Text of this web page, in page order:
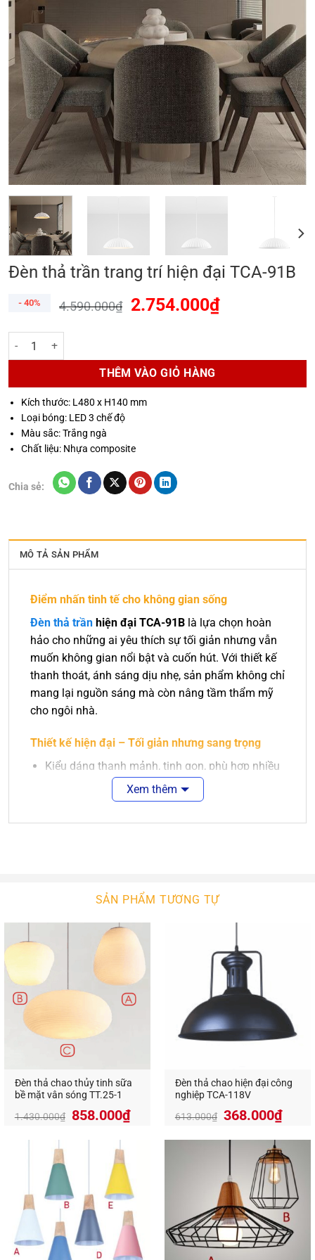
Đèn thả trần trang trí hiện đại TCA-91B
- 40% 4.590.000₫ 2.754.000₫
Đèn thả trần trang trí hiện đại TCA-91B số lượng
THÊM VÀO GIỎ HÀNG
Kích thước: L480 x H140 mm
Loại bóng: LED 3 chế độ
Màu sắc: Trắng ngà
Chất liệu: Nhựa composite
Chia sẻ:
MÔ TẢ SẢN PHẨM
Điểm nhấn tinh tế cho không gian sống
Đèn thả trần hiện đại TCA-91B là lựa chọn hoàn
hảo cho những ai yêu thích sự tối giản nhưng vẫn
muốn không gian nổi bật và cuốn hút. Với thiết kế
thanh thoát, ánh sáng dịu nhẹ, sản phẩm không chỉ
mang lại nguồn sáng mà còn nâng tầm thẩm mỹ
cho ngôi nhà.
Thiết kế hiện đại – Tối giản nhưng sang trọng
Kiểu dáng thanh mảnh, tinh gọn, phù hợp nhiều
phong cách nội thất.Xem thêm
SẢN PHẨM TƯƠNG TỰ
Đèn thả chao thủy tinh sữa
bề mặt vân sóng TT.25-1
1.430.000₫ 858.000₫
Đèn thả chao hiện đại công
nghiệp TCA-118V
613.000₫ 368.000₫